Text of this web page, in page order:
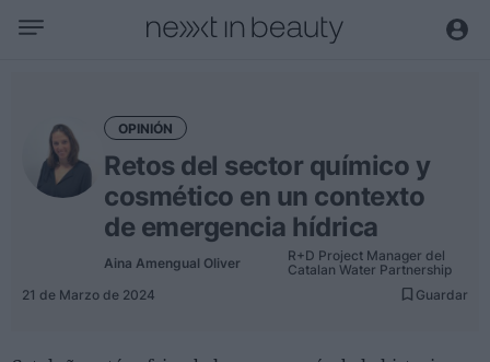
Actualidad
Economía y sector
Nombramientos
Tendencias
OPINIÓN
Retos del sector químico y
cosmético en un contexto
de emergencia hídrica
Aina Amengual Oliver
R+D Project Manager del
Catalan Water Partnership
21 de Marzo de 2024
Guardar